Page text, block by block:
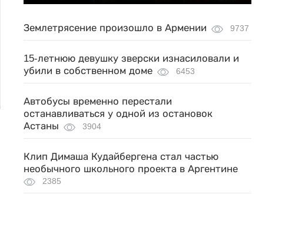
Землетрясение произошло в Армении 9737
15-летнюю девушку зверски изнасиловали и
убили в собственном доме
6453
Автобусы временно перестали
останавливаться у одной из остановок
Астаны
3904
Клип Димаша Кудайбергена стал частью
необычного школьного проекта в Аргентине
2385